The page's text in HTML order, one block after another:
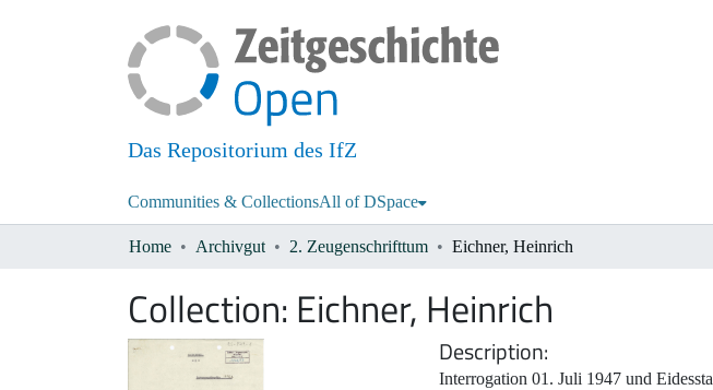
Das Repositorium des IfZ
Communities & CollectionsAll of DSpace
Home Archivgut 2. Zeugenschrifttum Eichner, Heinrich
Collection: Eichner, Heinrich
Description
Interrogation 01. Juli 1947 und